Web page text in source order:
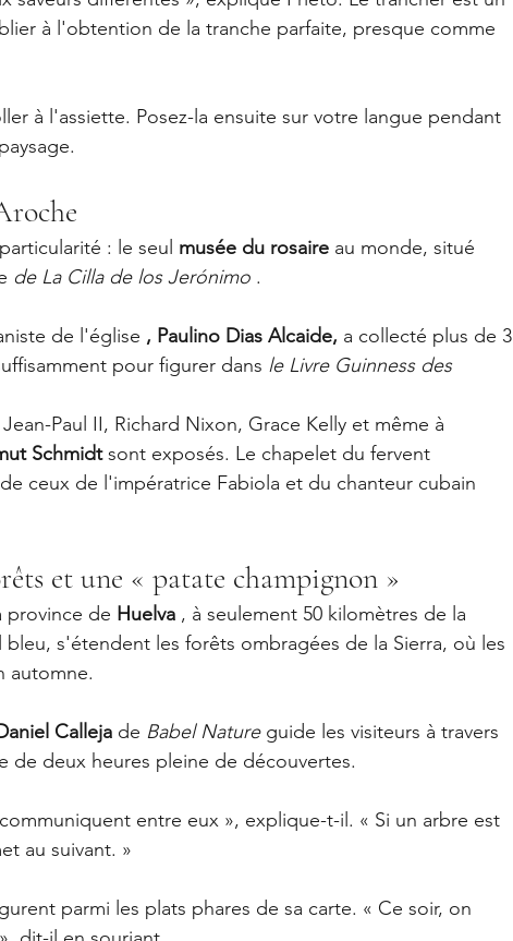
à l'obtention de la tranche parfaite, presque comme
à l'assiette. Posez-la ensuite sur votre langue pendant
: le seul musée du rosaire au monde, situé
de La Cilla de los Jerónimo .
de l'église , Paulino Dias Alcaide, a collecté plus de 3
pour figurer dans le Livre Guinness des
Paul II, Richard Nixon, Grace Kelly et même à
Schmidt sont exposés. Le chapelet du fervent
ceux de l'impératrice Fabiola et du chanteur cubain
et une « patate champignon »
province de Huelva , à seulement 50 kilomètres de la
s'étendent les forêts ombragées de la Sierra, où les
automne.
Calleja de Babel Nature guide les visiteurs à travers
de deux heures pleine de découvertes.
entre eux », explique-t-il. « Si un arbre est
au suivant. »
parmi les plats phares de sa carte. « Ce soir, on